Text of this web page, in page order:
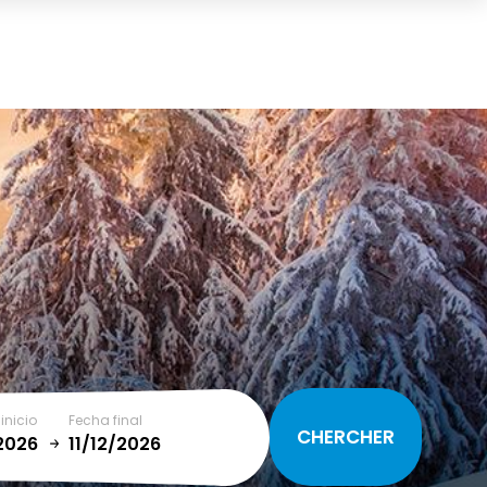
TOTAL 0,00 €
VER CESTA
Fecha final